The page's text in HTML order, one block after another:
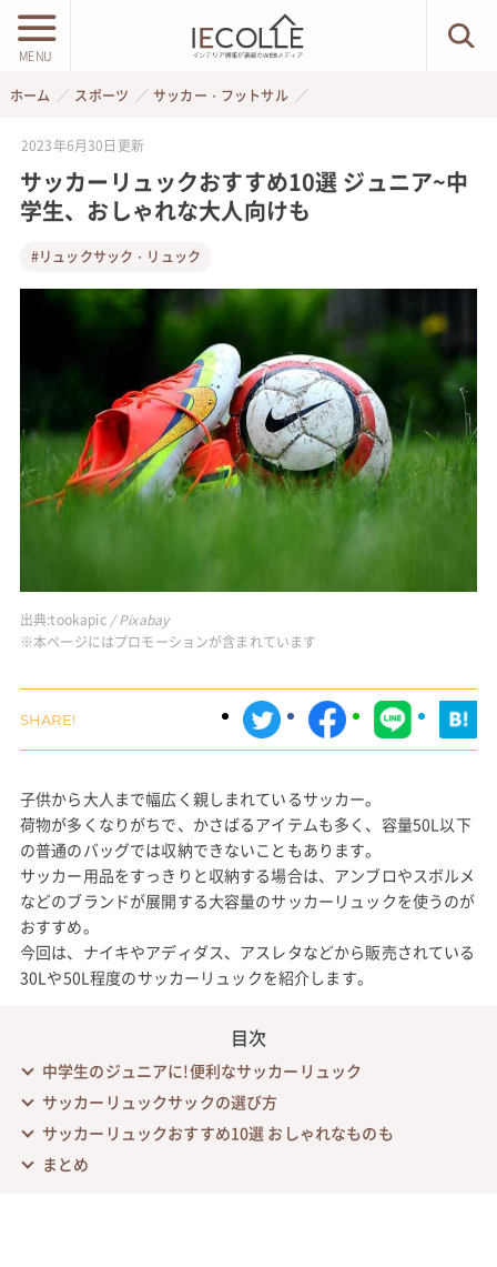
MENU
ホーム スポーツ サッカー・フットサル
2023年6月30日 更新
サッカーリュックおすすめ10選 ジュニア~中
学生、おしゃれな大人向けも
#リュックサック・リュック
出典:tookapic/ Pixabay
※本ページにはプロモーションが含まれています
子供から大人まで幅広く親しまれているサッカー。
荷物が多くなりがちで、かさばるアイテムも多く、容量50L以下
の普通のバッグでは収納できないこともあります。
サッカー用品をすっきりと収納する場合は、アンブロやスボルメ
などのブランドが展開する大容量のサッカーリュックを使うのが
おすすめ。
今回は、ナイキやアディダス、アスレタなどから販売されている
30Lや50L程度のサッカーリュックを紹介します。
目次
中学生のジュニアに!便利なサッカーリュック
サッカーリュックサックの選び方
サッカーリュックおすすめ10選 おしゃれなものも
まとめ